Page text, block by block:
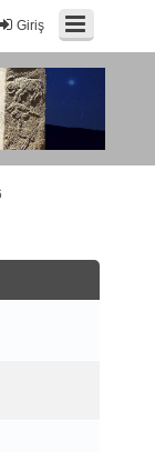
Giriş